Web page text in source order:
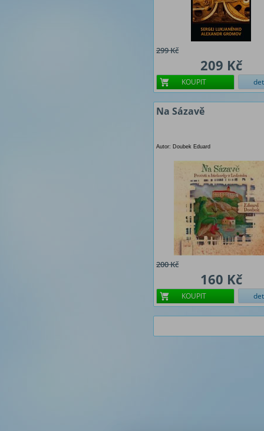
299 Kč
209 Kč
KOUPIT
Na Sázavě
Autor: Doubek Eduard
200 Kč
160 Kč
KOUPIT